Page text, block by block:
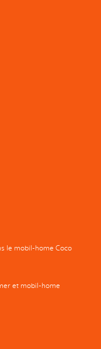
le mobil-home Coco
et mobil-home